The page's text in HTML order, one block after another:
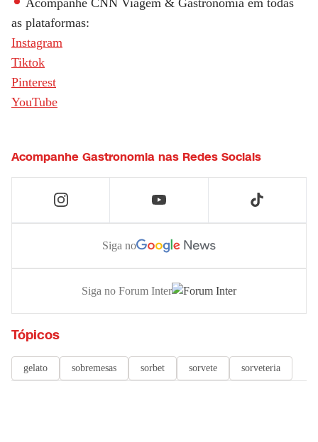
as plataformas:
Instagram
Tiktok
Pinterest
YouTube
Acompanhe Gastronomia nas Redes Sociais
Siga no
Siga no Forum Inter
Tópicos
gelato sobremesas sorbet sorvete sorveteria